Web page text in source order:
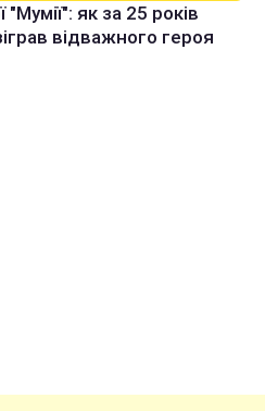
як за 25 років
відважного героя